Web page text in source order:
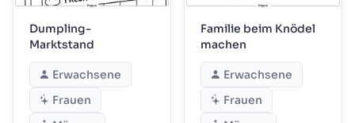
Dumpling-
Marktstand
Erwachsene
Frauen
Familie beim Knödel
machen
Erwachsene
Frauen